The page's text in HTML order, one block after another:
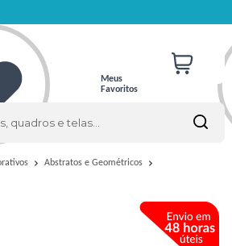
Meus
Favoritos
Abstratos e Geométricos